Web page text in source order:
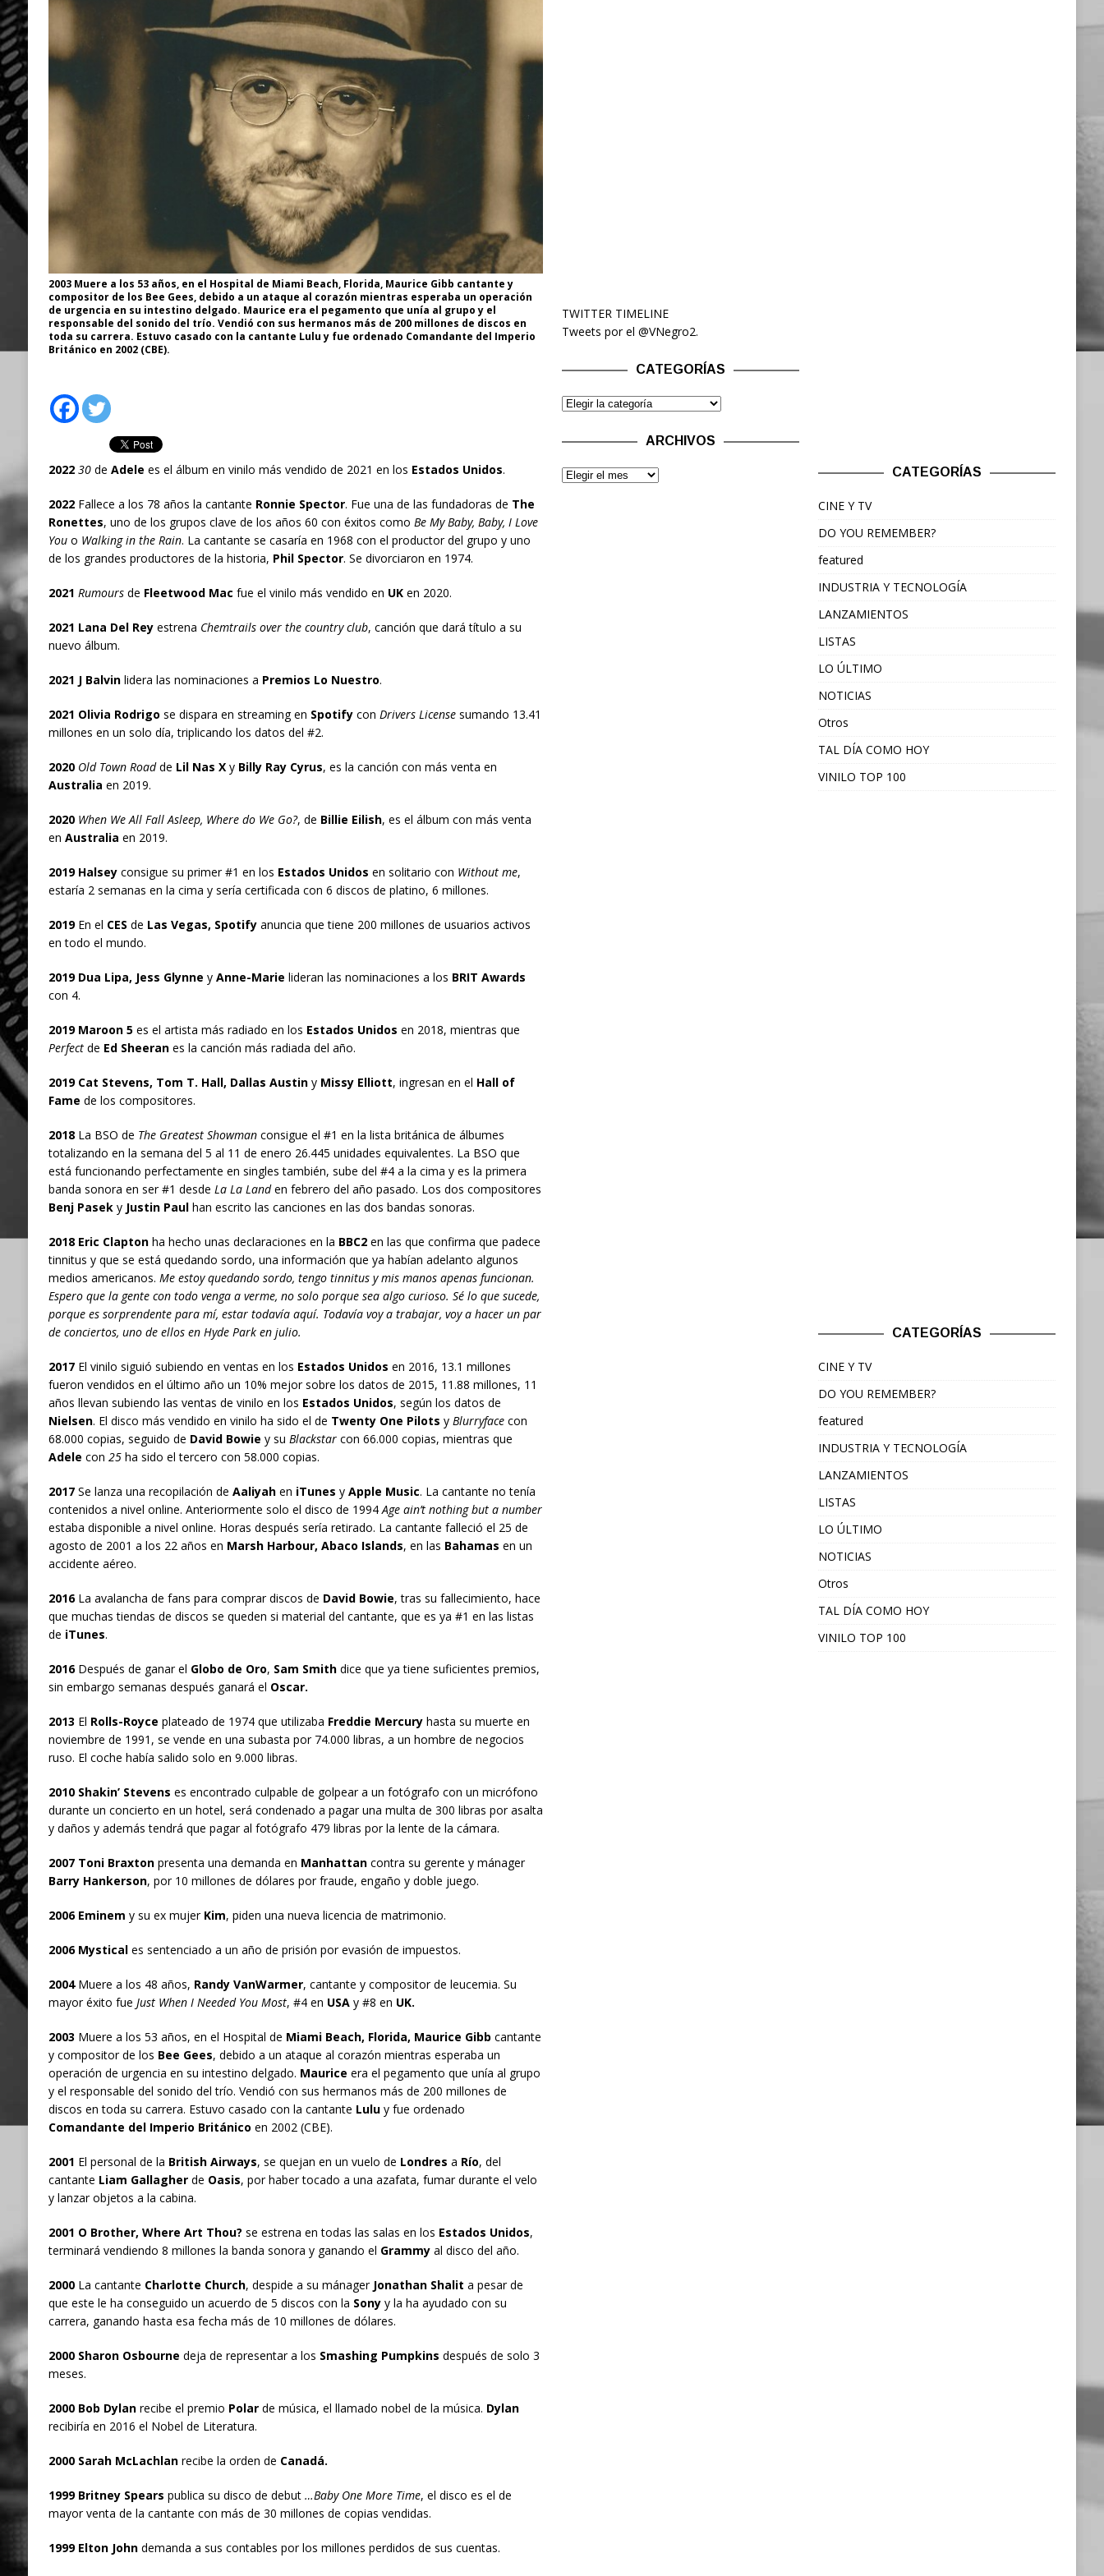
2003 Muere a los 53 años, en el Hospital de Miami Beach, Florida, Maurice Gibb cantante y
compositor de los Bee Gees, debido a un ataque al corazón mientras esperaba un operación
de urgencia en su intestino delgado. Maurice era el pegamento que unía al grupo y el
responsable del sonido del trío. Vendió con sus hermanos más de 200 millones de discos en
toda su carrera. Estuvo casado con la cantante Lulu y fue ordenado Comandante del Imperio
Británico en 2002 (CBE).
2022 30de Adele es el álbum en vinilo más vendido de 2021 en los Estados Unidos.
2022Fallece a los 78 años la cantante Ronnie Spector. Fue una de las fundadoras de The
Ronettes, uno de los grupos clave de los años 60 con éxitos como Be My Baby, Baby, I Love
Youo Walking in the Rain. La cantante se casaría en 1968 con el productor del grupo y uno
de los grandes productores de la historia, Phil Spector. Se divorciaron en 1974.
2021 Rumoursde Fleetwood Mac fue el vinilo más vendido en UKen 2020.
2021 Lana Del Reyestrena Chemtrails over the country club, canción que dará título a su
nuevo álbum.
2021 J Balvinlidera las nominaciones a Premios Lo Nuestro.
2021 Olivia Rodrigo se dispara en streaming en Spotifycon Drivers License sumando 13.41
millones en un solo día, triplicando los datos del #2.
2020 Old Town Roadde Lil Nas XyBilly Ray Cyrus, es la canción con más venta en
Australia en 2019.
2020 When We All Fall Asleep, Where do We Go?, de Billie Eilish, es el álbum con más venta
en Australia en 2019.
2019 Halseyconsigue su primer #1 en los Estados Unidos en solitario con Without me,
estaría 2 semanas en la cima y sería certificada con 6 discos de platino, 6 millones.
2019En el CES de Las Vegas, Spotifyanuncia que tiene 200 millones de usuarios activos
en todo el mundo.
2019 Dua Lipa, Jess Glynne y Anne-Marie lideran las nominaciones a los BRIT Awards
con 4.
2019 Maroon 5es el artista más radiado en los Estados Unidos en 2018, mientras que
Perfectde Ed Sheeranes la canción más radiada del año.
2019 Cat Stevens, Tom T. Hall, Dallas AustinyMissy Elliott, ingresan en el Hall of
Fame de los compositores.
2018La BSO de The Greatest Showmanconsigue el #1 en la lista británica de álbumes
totalizando en la semana del 5 al 11 de enero 26.445 unidades equivalentes. La BSO que
está funcionando perfectamente en singles también, sube del #4 a la cima y es la primera
banda sonora en ser #1 desde La La Landen febrero del año pasado. Los dos compositores
Benj PasekyJustin Paulhan escrito las canciones en las dos bandas sonoras.
2018 Eric Claptonha hecho unas declaraciones en la BBC2en las que confirma que padece
tinnitus y que se está quedando sordo, una información que ya habían adelanto algunos
medios americanos. Me estoy quedando sordo, tengo tinnitus y mis manos apenas funcionan.
Espero que la gente con todo venga a verme, no solo porque sea algo curioso. Sé lo que sucede,
porque es sorprendente para mí, estar todavía aquí. Todavía voy a trabajar, voy a hacer un par
de conciertos, uno de ellos en Hyde Park en julio.
2017El vinilo siguió subiendo en ventas en los Estados Unidos en 2016, 13.1 millones
fueron vendidos en el último año un 10% mejor sobre los datos de 2015, 11.88 millones, 11
años llevan subiendo las ventas de vinilo en los Estados Unidos, según los datos de
Nielsen. El disco más vendido en vinilo ha sido el de Twenty One Pilots yBlurryfacecon
68.000 copias, seguido de David Bowie y su Blackstarcon 66.000 copias, mientras que
Adele con 25ha sido el tercero con 58.000 copias.
2017Se lanza una recopilación de Aaliyahen iTunes y Apple Music. La cantante no tenía
contenidos a nivel online. Anteriormente solo el disco de 1994Age ain’t nothing but a number
estaba disponible a nivel online. Horas después sería retirado. La cantante falleció el 25 de
agosto de 2001 a los 22 años en Marsh Harbour, Abaco Islands, en las Bahamas en un
accidente aéreo.
2016La avalancha de fans para comprar discos de David Bowie, tras su fallecimiento, hace
que muchas tiendas de discos se queden si material del cantante, que es ya #1 en las listas
de iTunes.
2016Después de ganar el Globo de Oro, Sam Smithdice que ya tiene suficientes premios,
sin embargo semanas después ganará el Oscar.
2013 El Rolls-Royce plateado de 1974 que utilizaba Freddie Mercuryhasta su muerte en
noviembre de 1991, se vende en una subasta por 74.000 libras, a un hombre de negocios
ruso. El coche había salido solo en 9.000 libras.
2010 Shakin’ Stevens es encontrado culpable de golpear a un fotógrafo con un micrófono
durante un concierto en un hotel, será condenado a pagar una multa de 300 libras por asalta
y daños y además tendrá que pagar al fotógrafo 479 libras por la lente de la cámara.
2007 Toni Braxtonpresenta una demanda en Manhattancontra su gerente y mánager
Barry Hankerson, por 10 millones de dólares por fraude, engaño y doble juego.
2006 Eminem y su ex mujerKim, piden una nueva licencia de matrimonio.
2006 Mysticales sentenciado a un año de prisión por evasión de impuestos.
2004Muere a los 48 años, Randy VanWarmer, cantante y compositor de leucemia. Su
mayor éxito fue Just When I Needed You Most, #4 en USAy #8 en UK.
2003 Muere a los 53 años, en el Hospital de Miami Beach, Florida, Maurice Gibb cantante
y compositor de los Bee Gees, debido a un ataque al corazón mientras esperaba un
operación de urgencia en su intestino delgado. Maurice era el pegamento que unía al grupo
y el responsable del sonido del trío. Vendió con sus hermanos más de 200 millones de
discos en toda su carrera. Estuvo casado con la cantante Luluy fue ordenado
Comandante del Imperio Británico en 2002 (CBE).
2001 El personal de la British Airways, se quejan en un vuelo de Londres a Río, del
cantante Liam Gallagherde Oasis, por haber tocado a una azafata, fumar durante el velo
y lanzar objetos a la cabina.
2001 O Brother, Where Art Thou? se estrena en todas las salas en los Estados Unidos,
terminará vendiendo 8 millones la banda sonora y ganando el Grammyal disco del año.
2000La cantante Charlotte Church, despide a su mánager Jonathan Shalit a pesar de
que este le ha conseguido un acuerdo de 5 discos con la Sonyy la ha ayudado con su
carrera, ganando hasta esa fecha más de 10 millones de dólares.
2000 Sharon Osbourne deja de representar a los Smashing Pumpkins después de solo 3
meses.
2000 Bob Dylanrecibe el premio Polarde música, el llamado nobel de la música. Dylan
recibiría en 2016 el Nobel de Literatura.
2000 Sarah McLachlanrecibe la orden de Canadá.
1999 Britney Spears publica su disco de debut…Baby One More Time, el disco es el de
mayor venta de la cantante con más de 30 millones de copias vendidas.
1999 Elton Johndemanda a sus contables por los millones perdidos de sus cuentas.
TWITTER TIMELINE
Tweets por el @VNegro2.
CATEGORÍAS
ARCHIVOS
CATEGORÍAS
CINE Y TV
DO YOU REMEMBER?
featured
INDUSTRIA Y TECNOLOGÍA
LANZAMIENTOS
LISTAS
LO ÚLTIMO
NOTICIAS
Otros
TAL DÍA COMO HOY
VINILO TOP 100
CATEGORÍAS
CINE Y TV
DO YOU REMEMBER?
featured
INDUSTRIA Y TECNOLOGÍA
LANZAMIENTOS
LISTAS
LO ÚLTIMO
NOTICIAS
Otros
TAL DÍA COMO HOY
VINILO TOP 100